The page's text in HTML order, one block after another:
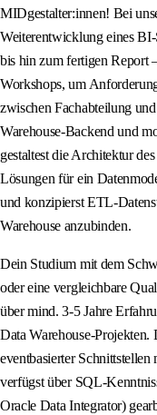
MIDgestalter:innen! Bei
Weiterentwicklung eines
bis hin zum fertigen Report
Workshops, um
zwischen Fachabteilung
Warehouse-Backend und
gestaltest die Architektur
Lösungen für ein
und konzipierst ETL-
Warehouse anzubinden.
Dein Studium mit dem
oder eine vergleichbare
über mind. 3-5 Jahre
Data Warehouse-
eventbasierter
verfügst über SQL-
Oracle Data Integrator)